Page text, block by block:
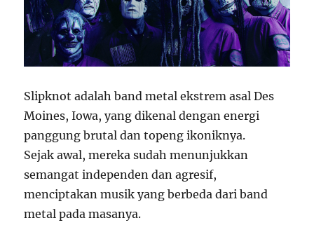
Slipknot adalah band metal ekstrem asal Des
Moines, Iowa, yang dikenal dengan energi
panggung brutal dan topeng ikoniknya.
Sejak awal, mereka sudah menunjukkan
semangat independen dan agresif,
menciptakan musik yang berbeda dari band
metal pada masanya.